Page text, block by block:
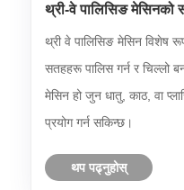
थ्री-वे पालिसिङ मेसिनको
थ्री वे पालिसिङ मेसिन विशेष
सतहहरू पालिस गर्न र चिल्लो
मेसिन हो जुन धातु, काठ, वा
प्रयोग गर्न सकिन्छ।
थप पढ्नुहोस्